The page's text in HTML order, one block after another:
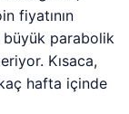
fiyatının
büyük parabolik
Kısaca,
hafta içinde